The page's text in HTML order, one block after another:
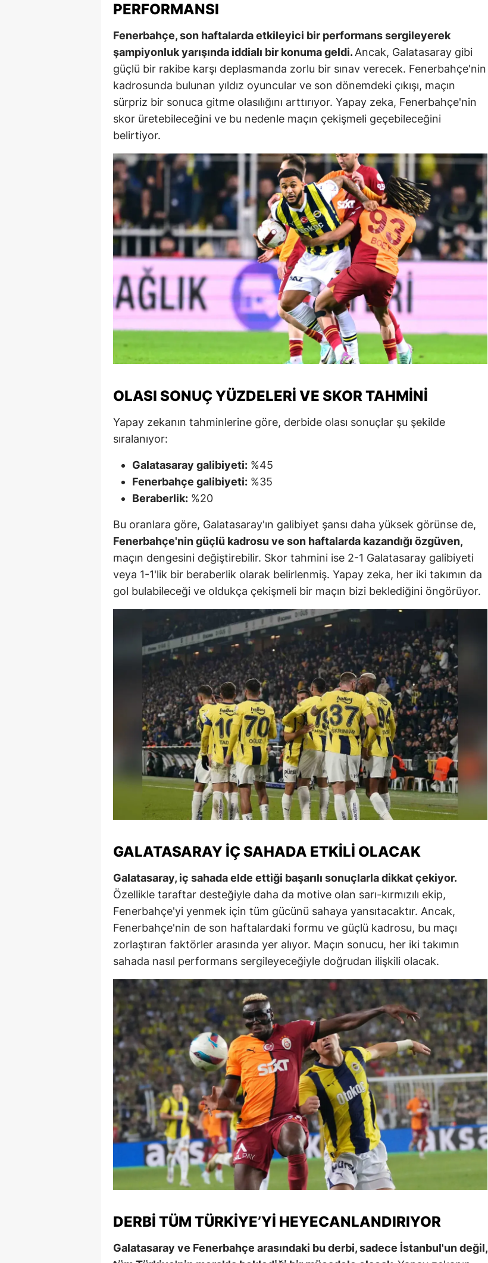
Kastamonu
Kayseri
Kırklareli
Kırşehir
Konya
Kütahya
Malatya
Manisa
Kahramanmaraş
Mardin
Muğla
Muş
Nevşehir
Sakarya
Samsun
Sinop
Sivas
Tekirdağ
Trabzon
Tunceli
Şanlıurfa
Uşak
Van
Yozgat
Zonguldak
Aksaray
Karaman
Kırıkkale
Batman
Şırnak
Bartın
Ardahan
Iğdır
Yalova
Karabük
Kilis
Osmaniye
Düzce
PERFORMANSI
Fenerbahçe, son haftalarda etkileyici bir performans sergileyerek
şampiyonluk yarışında iddialı bir konuma geldi.Ancak, Galatasaray gibi
güçlü bir rakibe karşı deplasmanda zorlu bir sınav verecek. Fenerbahçe'nin
kadrosunda bulunan yıldız oyuncular ve son dönemdeki çıkışı, maçın
sürpriz bir sonuca gitme olasılığını arttırıyor. Yapay zeka, Fenerbahçe'nin
skor üretebileceğini ve bu nedenle maçın çekişmeli geçebileceğini
belirtiyor.
OLASI SONUÇ YÜZDELERI VE SKOR TAHMINI
Yapay zekanın tahminlerine göre, derbide olası sonuçlar şu şekilde
sıralanıyor:
Galatasaray galibiyeti: %45
Fenerbahçe galibiyeti: %35
Beraberlik: %20
Bu oranlara göre, Galatasaray'ın galibiyet şansı daha yüksek görünse de,
Fenerbahçe'nin güçlü kadrosu ve son haftalarda kazandığı özgüven,
maçın dengesini değiştirebilir. Skor tahmini ise 2-1 Galatasaray galibiyeti
veya 1-1'lik bir beraberlik olarak belirlenmiş. Yapay zeka, her iki takımın da
gol bulabileceği ve oldukça çekişmeli bir maçın bizi beklediğini öngörüyor.
GALATASARAY İÇ SAHADA ETKILI OLACAK
Galatasaray, iç sahada elde ettiği başarılı sonuçlarla dikkat çekiyor.
Özellikle taraftar desteğiyle daha da motive olan sarı-kırmızılı ekip,
Fenerbahçe'yi yenmek için tüm gücünü sahaya yansıtacaktır. Ancak,
Fenerbahçe'nin de son haftalardaki formu ve güçlü kadrosu, bu maçı
zorlaştıran faktörler arasında yer alıyor. Maçın sonucu, her iki takımın
sahada nasıl performans sergileyeceğiyle doğrudan ilişkili olacak.
DERBI TÜM TÜRKIYE’YI HEYECANLANDIRIYOR
Galatasaray ve Fenerbahçe arasındaki bu derbi, sadece İstanbul'un değil,